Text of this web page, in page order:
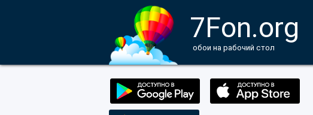
7Fon.org
обои на рабочий стол